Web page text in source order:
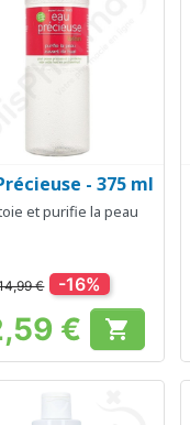
Aperçu rapide- 375 ml
et purifie la peau
€ -16%
Prix
€ 